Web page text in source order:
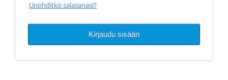
Unohditko salasanasi?
Kirjaudu sisään